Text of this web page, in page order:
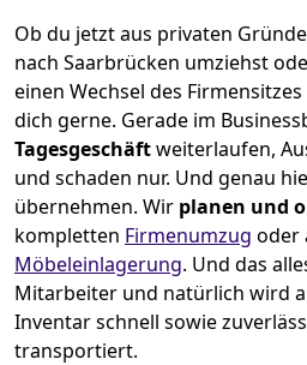
Ob du jetzt aus privaten
nach Saarbrücken umziehst
einen Wechsel des
dich gerne. Gerade im
Tagesgeschäftweiterlaufen,
und schaden nur. Und genau
übernehmen. Wir planen und
kompletten Firmenumzug oder
Möbeleinlagerung. Und das
Mitarbeiter und natürlich wird
Inventar schnell sowie
transportiert.